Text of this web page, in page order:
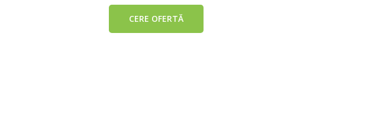
CERE OFERTĂ